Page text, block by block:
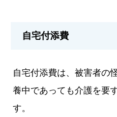
自宅付添費
自宅付添費は、被害者の
養中であっても介護を要
す。